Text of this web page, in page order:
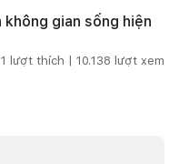
gian sống hiện
1 lượt thích | 10.138 lượt xem